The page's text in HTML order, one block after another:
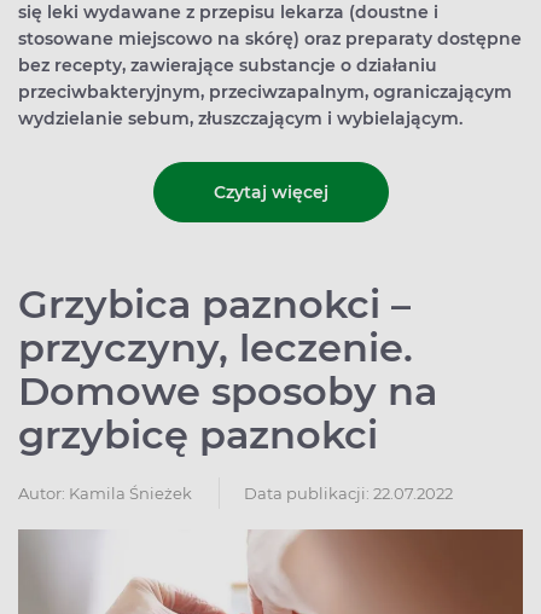
się leki wydawane z przepisu lekarza (doustne i
stosowane miejscowo na skórę) oraz preparaty dostępne
bez recepty, zawierające substancje o działaniu
przeciwbakteryjnym, przeciwzapalnym, ograniczającym
wydzielanie sebum, złuszczającym i wybielającym.
Czytaj więcej
Grzybica paznokci –
przyczyny, leczenie.
Domowe sposoby na
grzybicę paznokci
Autor: Kamila Śnieżek Data publikacji: 22.07.2022